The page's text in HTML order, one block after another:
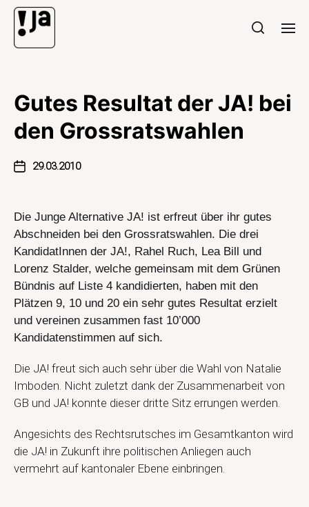
Gutes Resultat der JA! bei
den Grossratswahlen
29.03.2010
Die Junge Alternative JA! ist erfreut über ihr gutes
Abschneiden bei den Grossratswahlen. Die drei
KandidatInnen der JA!, Rahel Ruch, Lea Bill und
Lorenz Stalder, welche gemeinsam mit dem Grünen
Bündnis auf Liste 4 kandidierten, haben mit den
Plätzen 9, 10 und 20 ein sehr gutes Resultat erzielt
und vereinen zusammen fast 10’000
Kandidatenstimmen auf sich.
Die JA! freut sich auch sehr über die Wahl von Natalie
Imboden. Nicht zuletzt dank der Zusammenarbeit von
GB und JA! konnte dieser dritte Sitz errungen werden.
Angesichts des Rechtsrutsches im Gesamtkanton wird
die JA! in Zukunft ihre politischen Anliegen auch
vermehrt auf kantonaler Ebene einbringen.